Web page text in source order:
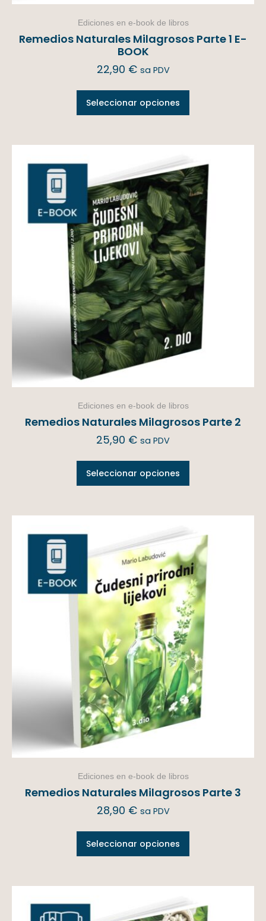
Ediciones en e-book de libros
Remedios Naturales Milagrosos Parte 1 E-
BOOK
22,90 € sa PDV
Seleccionar opciones
Ediciones en e-book de libros
Remedios Naturales Milagrosos Parte 2
25,90 € sa PDV
Seleccionar opciones
Ediciones en e-book de libros
Remedios Naturales Milagrosos Parte 3
28,90 € sa PDV
Seleccionar opciones